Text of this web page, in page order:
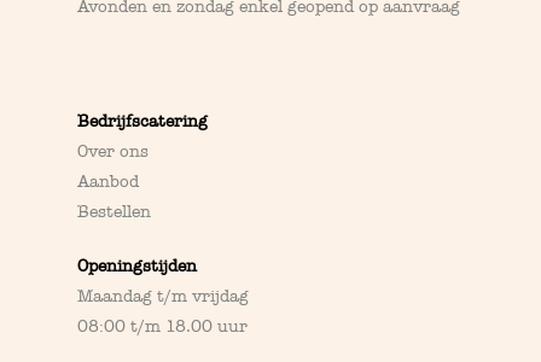
Avonden en zondag enkel geopend op aanvraag
Bedrijfscatering
Over ons
Aanbod
Bestellen
Openingstijden
Maandag t/m vrijdag
08:00 t/m 18.00 uur